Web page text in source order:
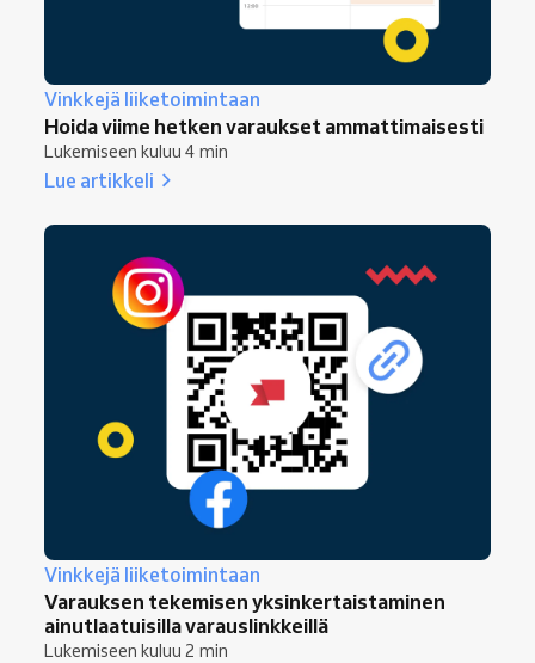
Vinkkejä liiketoimintaan
Hoida viime hetken varaukset ammattimaisesti
Lukemiseen kuluu 4 min
Lue artikkeli
Vinkkejä liiketoimintaan
Varauksen tekemisen yksinkertaistaminen
ainutlaatuisilla varauslinkkeillä
Lukemiseen kuluu 2 min